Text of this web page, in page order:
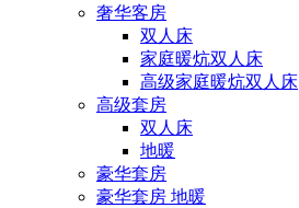
奢华客房
双人床
家庭暖炕双人床
高级家庭暖炕双人床
高级套房
双人床
地暖
豪华套房
豪华套房 地暖